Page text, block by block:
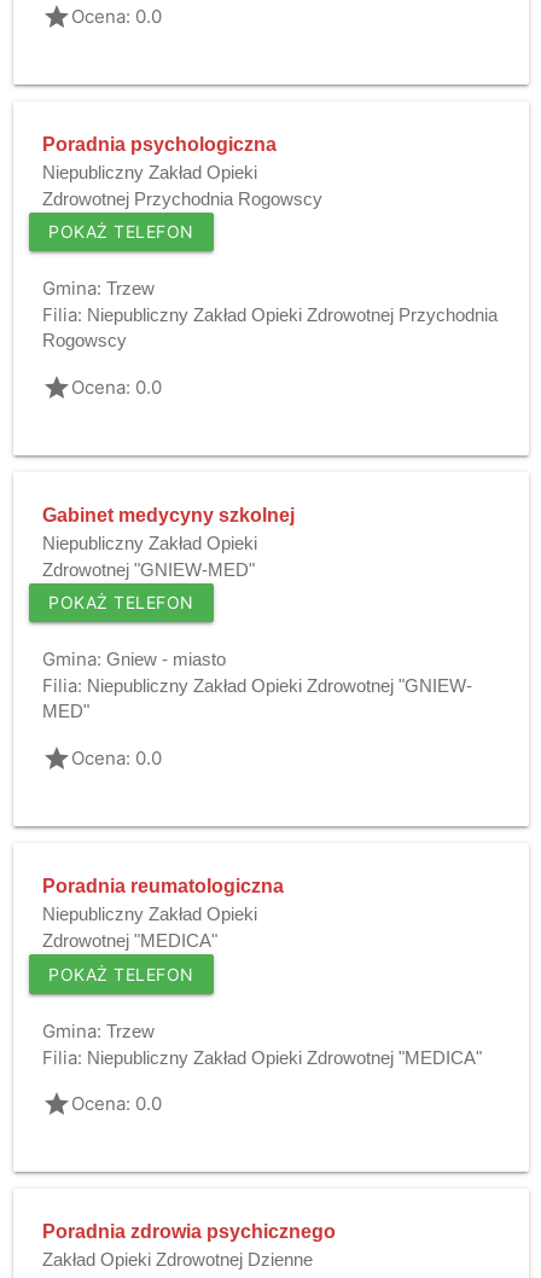
gradeOcena: 0.0
Poradnia psychologiczna
Niepubliczny Zakład Opieki
Zdrowotnej Przychodnia Rogowscy
POKAŻ TELEFON
Gmina: Trzew
Filia: Niepubliczny Zakład Opieki Zdrowotnej Przychodnia
Rogowscy
gradeOcena: 0.0
Gabinet medycyny szkolnej
Niepubliczny Zakład Opieki
Zdrowotnej "GNIEW-MED"
POKAŻ TELEFON
Gmina: Gniew - miasto
Filia: Niepubliczny Zakład Opieki Zdrowotnej "GNIEW-
MED"
gradeOcena: 0.0
Poradnia reumatologiczna
Niepubliczny Zakład Opieki
Zdrowotnej "MEDICA"
POKAŻ TELEFON
Gmina: Trzew
Filia: Niepubliczny Zakład Opieki Zdrowotnej "MEDICA"
gradeOcena: 0.0
Poradnia zdrowia psychicznego
Zakład Opieki Zdrowotnej Dzienne